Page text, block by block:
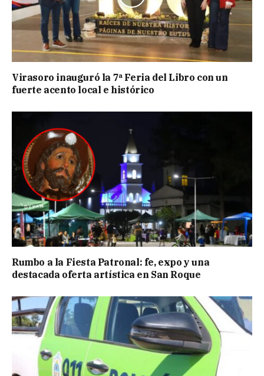
Virasoro inauguró la 7ª Feria del Libro con un
fuerte acento local e histórico
Rumbo a la Fiesta Patronal: fe, expo y una
destacada oferta artística en San Roque